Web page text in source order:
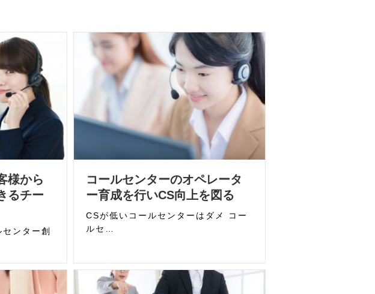
様から
るチー
ンター創
コールセンターのオペレータ
ー育成を行いCS向上を図る
CSが低いコールセンターはダメ コー
ルセ…